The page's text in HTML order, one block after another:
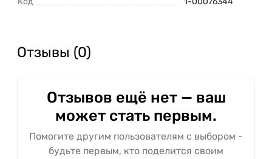
Отзывы (0)
Отзывов ещё нет — ваш
может стать первым.
Помогите другим пользователям с выбором -
будьте первым, кто поделится своим